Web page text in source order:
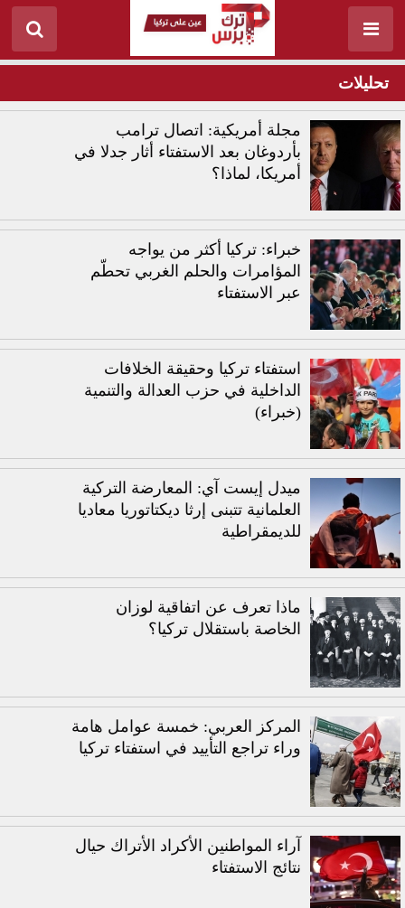
تحليلات
مجلة أمريكية: اتصال ترامب
بأردوغان بعد الاستفتاء أثار جدلا في
أمريكا، لماذا؟
خبراء: تركيا أكثر من يواجه
المؤامرات والحلم الغربي تحطّم
عبر الاستفتاء
استفتاء تركيا وحقيقة الخلافات
الداخلية في حزب العدالة والتنمية
(خبراء)
ميدل إيست آي: المعارضة التركية
العلمانية تتبنى إرثا ديكتاتوريا معاديا
للديمقراطية
ماذا تعرف عن اتفاقية لوزان
الخاصة باستقلال تركيا؟
المركز العربي: خمسة عوامل هامة
وراء تراجع التأييد في استفتاء تركيا
آراء المواطنين الأكراد الأتراك حيال
نتائج الاستفتاء